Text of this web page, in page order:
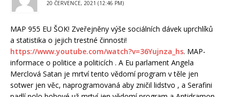
20 ČERVENCE, 2021 (12:46 PM)
MAP 955 EU ŠOK! Zveřejněny výše sociálních dávek uprchlíků
a statistika o jejich trestné činnosti!
https://www.youtube.com/watch?v=36Yujnza_hs. MAP-
informace o politice a politicích . A Eu parlament Angela
Merclová Satan je mrtví tento vědomí program v těle jen
sotwer jen věc, naprogramovaná aby zničil lidstvo , a Serafini